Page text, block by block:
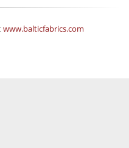
www.balticfabrics.com